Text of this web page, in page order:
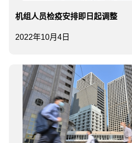
2022年10月4日
机组人员检疫安排即日起调整